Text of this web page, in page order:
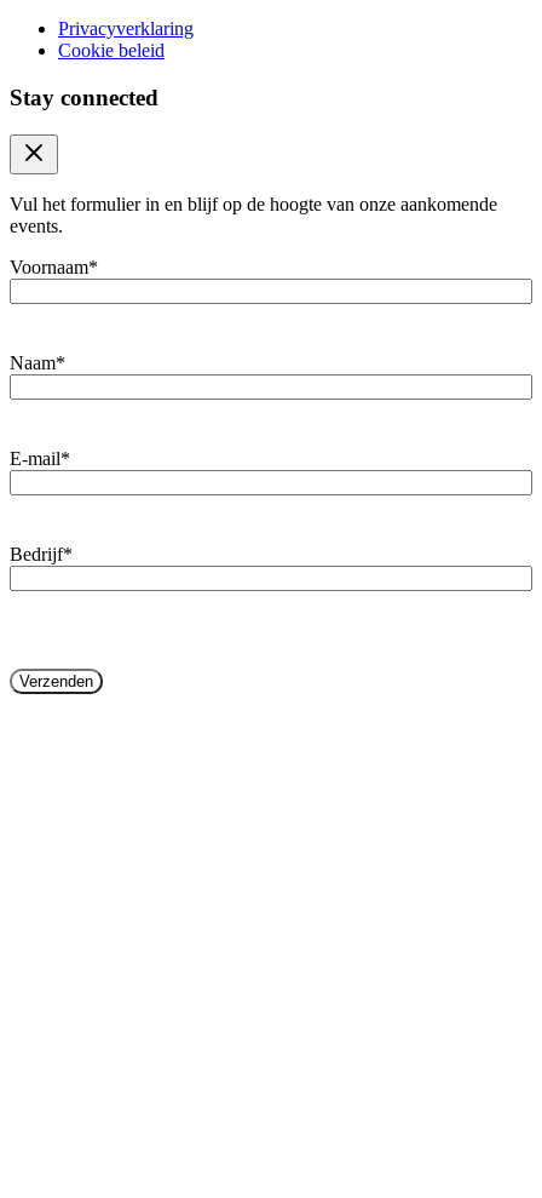
Privacyverklaring
Cookie beleid
Stay connected
Close modal
Vul het formulier in en blijf op de hoogte van onze aankomende
events.
Voornaam*
Naam*
E-mail*
Bedrijf*